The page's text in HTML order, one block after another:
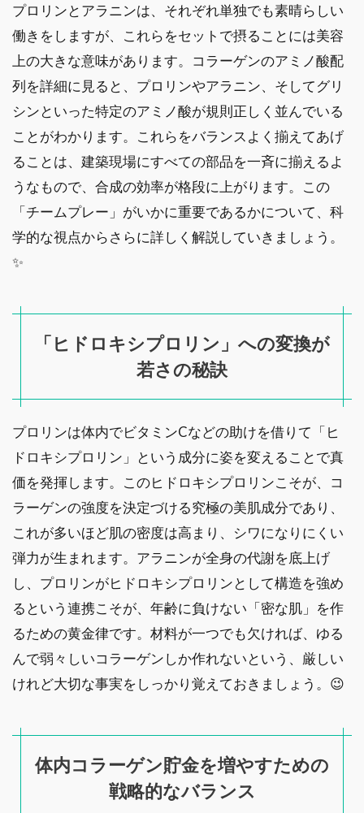
プロリンとアラニンは、それぞれ単独でも素晴らしい
働きをしますが、これらをセットで摂ることには美容
上の大きな意味があります。コラーゲンのアミノ酸配
列を詳細に見ると、プロリンやアラニン、そしてグリ
シンといった特定のアミノ酸が規則正しく並んでいる
ことがわかります。これらをバランスよく揃えてあげ
ることは、建築現場にすべての部品を一斉に揃えるよ
うなもので、合成の効率が格段に上がります。この
「チームプレー」がいかに重要であるかについて、科
学的な視点からさらに詳しく解説していきましょう。
✨
「ヒドロキシプロリン」への変換が
若さの秘訣
プロリンは体内でビタミンCなどの助けを借りて「ヒ
ドロキシプロリン」という成分に姿を変えることで真
価を発揮します。このヒドロキシプロリンこそが、コ
ラーゲンの強度を決定づける究極の美肌成分であり、
これが多いほど肌の密度は高まり、シワになりにくい
弾力が生まれます。アラニンが全身の代謝を底上げ
し、プロリンがヒドロキシプロリンとして構造を強め
るという連携こそが、年齢に負けない「密な肌」を作
るための黄金律です。材料が一つでも欠ければ、ゆる
んで弱々しいコラーゲンしか作れないという、厳しい
けれど大切な事実をしっかり覚えておきましょう。😉
体内コラーゲン貯金を増やすための
戦略的なバランス